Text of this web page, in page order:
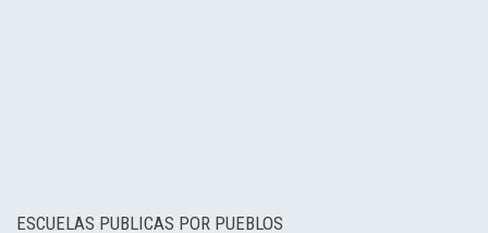
ESCUELAS PUBLICAS POR PUEBLOS